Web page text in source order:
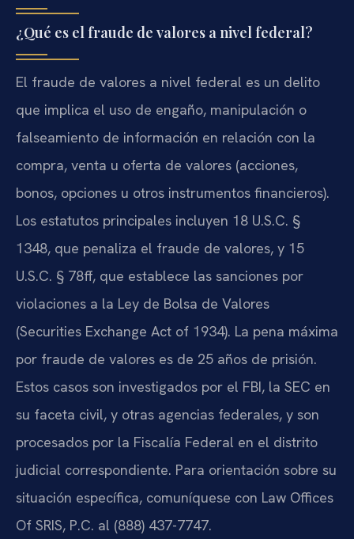
¿Qué es el fraude de valores a nivel federal?
El fraude de valores a nivel federal es un delito
que implica el uso de engaño, manipulación o
falseamiento de información en relación con la
compra, venta u oferta de valores (acciones,
bonos, opciones u otros instrumentos financieros).
Los estatutos principales incluyen 18 U.S.C. §
1348, que penaliza el fraude de valores, y 15
U.S.C. § 78ff, que establece las sanciones por
violaciones a la Ley de Bolsa de Valores
(Securities Exchange Act of 1934). La pena máxima
por fraude de valores es de 25 años de prisión.
Estos casos son investigados por el FBI, la SEC en
su faceta civil, y otras agencias federales, y son
procesados por la Fiscalía Federal en el distrito
judicial correspondiente. Para orientación sobre su
situación específica, comuníquese con Law Offices
Of SRIS, P.C. al (888) 437-7747.